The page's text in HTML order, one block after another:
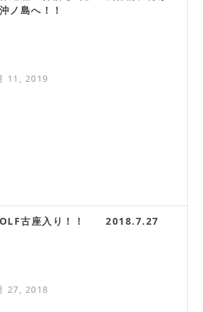
ノ島へ！！
11, 2019
古座入り！！ 2018.7.27
27, 2018